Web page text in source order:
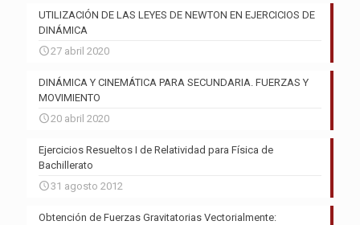
UTILIZACIÓN DE LAS LEYES DE NEWTON EN EJERCICIOS DE
DINÁMICA
27 abril 2020
DINÁMICA Y CINEMÁTICA PARA SECUNDARIA. FUERZAS Y
MOVIMIENTO
20 abril 2020
Ejercicios Resueltos I de Relatividad para Física de
Bachillerato
31 agosto 2012
Obtención de Fuerzas Gravitatorias Vectorialmente: